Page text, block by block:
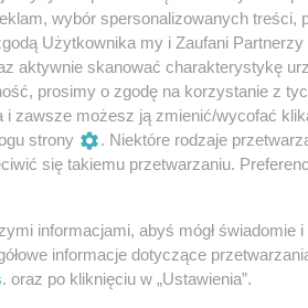
sfinansowany z budżetu
Regionalny Ośrodek Polityki
wybór spersonalizowanych treści,
Użytkownika my i Zaufani
aktywnie skanować charakterystykę
prosimy o zgodę na korzystanie z
i zawsze możesz ją zmienić/wycofać
strony
. Niektóre rodzaje
się takiemu przetwarzaniu.
informacjami, abyś mógł
informacje dotyczące
. oraz po kliknięciu w „Ustawienia”.